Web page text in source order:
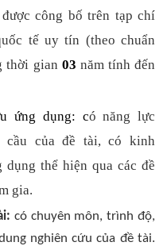
công bố trên tạp chí
tế uy tín (theo chuẩn
thời gian 03 năm tính đến
ứng dụng: có năng lực
cầu của đề tài, có kinh
thể hiện qua các đề
gia.
có chuyên môn, trình độ,
nghiên cứu của đề tài.